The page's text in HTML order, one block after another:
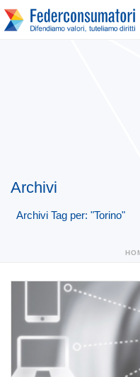
Archivi
Archivi Tag per: "Torino"